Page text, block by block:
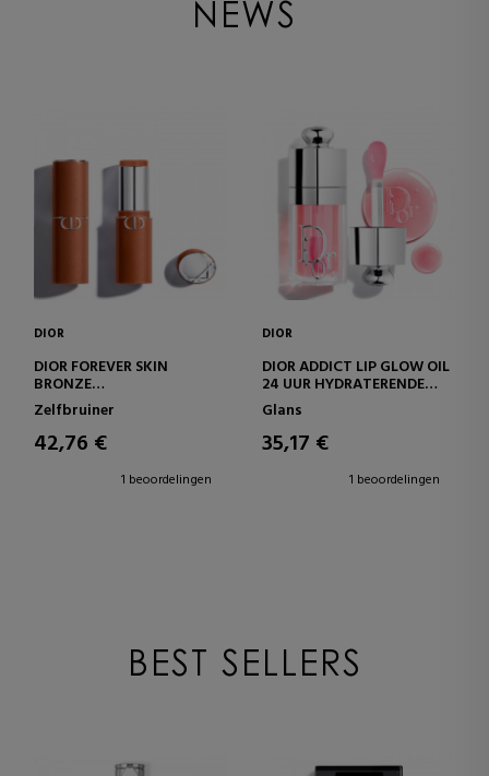
NEWS
DIOR
DIOR FOREVER SKIN
BRONZE
ULTRA-SMELTENDE
BRONZINGBALSEMSTICK -
NATUURLIJKE EN
OPBOUWBARE FINISH
Zelfbruiner
42,76 €
1 beoordelingen
DIOR
DIOR ADDICT LIP GLOW OIL
24 UUR HYDRATERENDE
LIPOLIE - 3
ULTRAGLANZENDE
FINISHES
Glans
35,17 €
1 beoordelingen
BEST SELLERS